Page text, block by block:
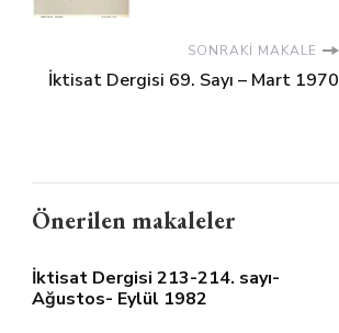
SONRAKI MAKALE
İktisat Dergisi 69. Sayı – Mart 1970
Önerilen makaleler
İktisat Dergisi 213-214. sayı-
Ağustos- Eylül 1982